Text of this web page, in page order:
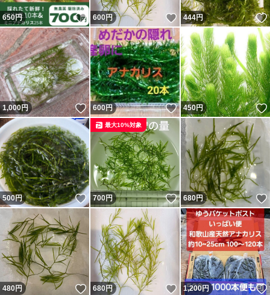
650円 いいね！
600円 いいね！
444円
1,000円 いいね！
600円 いいね！
450円
500円 いいね！
700円 いいね！
最大10%対象
680円
480円 いいね！
680円 いいね！
1,200円